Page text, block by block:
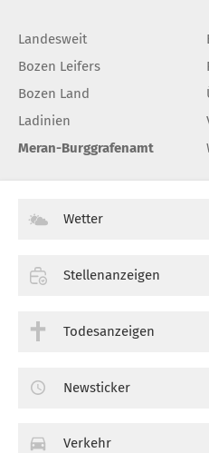
Landesweit
Bozen Leifers
Bozen Land
Ladinien
Meran-Burggrafenamt
Wetter
Stellenanzeigen
Todesanzeigen
Newsticker
Verkehr